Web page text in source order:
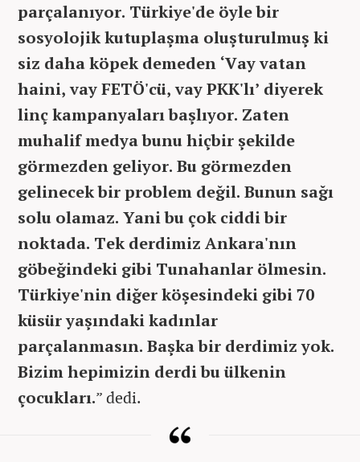
parçalanıyor. Türkiye'de öyle bir
sosyolojik kutuplaşma oluşturulmuş ki
siz daha köpek demeden ‘Vay vatan
haini, vay FETÖ'cü, vay PKK'lı’ diyerek
linç kampanyaları başlıyor. Zaten
muhalif medya bunu hiçbir şekilde
görmezden geliyor. Bu görmezden
gelinecek bir problem değil. Bunun sağı
solu olamaz. Yani bu çok ciddi bir
noktada. Tek derdimiz Ankara'nın
göbeğindeki gibi Tunahanlar ölmesin.
Türkiye'nin diğer köşesindeki gibi 70
küsür yaşındaki kadınlar
parçalanmasın. Başka bir derdimiz yok.
Bizim hepimizin derdi bu ülkenin
çocukları.” dedi.